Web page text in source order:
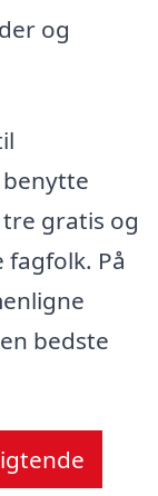
og
gratis og
På
bedste